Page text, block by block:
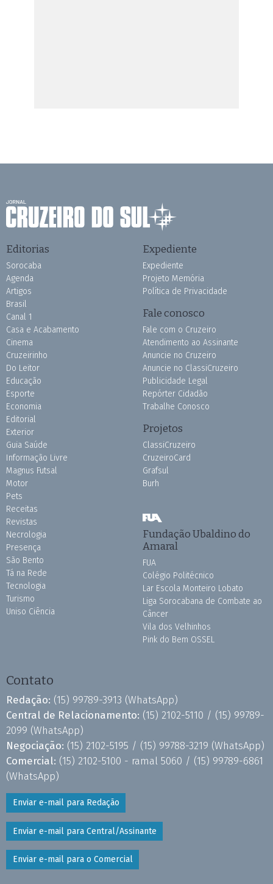
Editorias
Sorocaba
Agenda
Artigos
Brasil
Canal 1
Casa e Acabamento
Cinema
Cruzeirinho
Do Leitor
Educação
Esporte
Economia
Editorial
Exterior
Guia Saúde
Informação Livre
Magnus Futsal
Motor
Pets
Receitas
Revistas
Necrologia
Presença
São Bento
Tá na Rede
Tecnologia
Turismo
Uniso Ciência
Expediente
Expediente
Projeto Memória
Política de Privacidade
Fale conosco
Fale com o Cruzeiro
Atendimento ao Assinante
Anuncie no Cruzeiro
Anuncie no ClassiCruzeiro
Publicidade Legal
Repórter Cidadão
Trabalhe Conosco
Projetos
ClassiCruzeiro
CruzeiroCard
Grafsul
Burh
Fundação Ubaldino do
Amaral
FUA
Colégio Politécnico
Lar Escola Monteiro Lobato
Liga Sorocabana de Combate ao
Câncer
Vila dos Velhinhos
Pink do Bem OSSEL
Contato
Redação: (15) 99789-3913 (WhatsApp)
Central de Relacionamento: (15) 2102-5110 / (15) 99789-
2099 (WhatsApp)
Negociação: (15) 2102-5195 / (15) 99788-3219 (WhatsApp)
Comercial: (15) 2102-5100 - ramal 5060 / (15) 99789-6861
(WhatsApp)
Enviar e-mail para Redação
Enviar e-mail para Central/Assinante
Enviar e-mail para o Comercial